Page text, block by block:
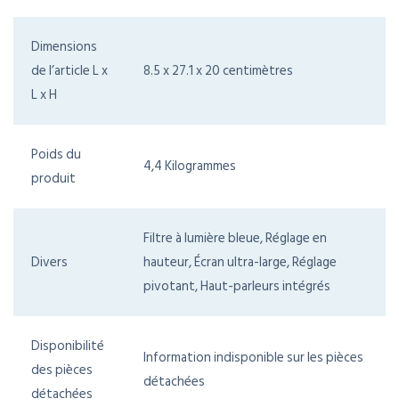
Dimensions
de l’article L x
L x H
8.5 x 27.1 x 20 centimètres
Poids du
produit
4,4 Kilogrammes
Divers
Filtre à lumière bleue, Réglage en
hauteur, Écran ultra-large, Réglage
pivotant, Haut-parleurs intégrés
Disponibilité
des pièces
détachées
Information indisponible sur les pièces
détachées